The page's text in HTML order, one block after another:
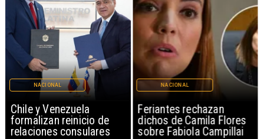
Chile y Venezuela
formalizan reinicio de
relaciones consulares
NACIONAL
Feriantes rechazan
dichos de Camila Flores
sobre Fabiola Campillai
NACIONAL